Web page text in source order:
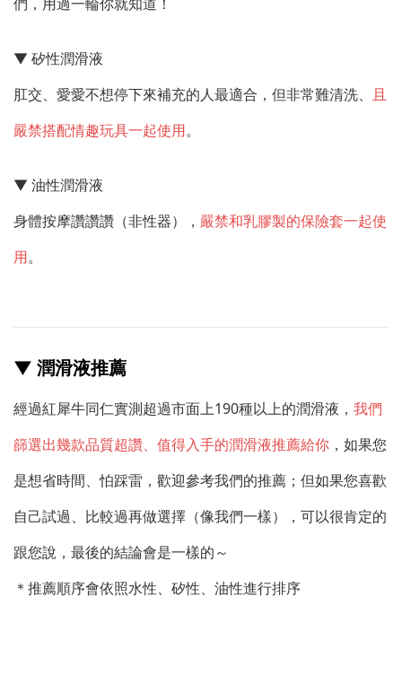
▼ 矽性潤滑液
肛交、愛愛不想停下來補充的人最適合，但非常難清洗、
且
嚴禁搭配情趣玩具一起使用。
▼ 油性潤滑液
身體按摩讚讚讚（非性器）， 嚴禁和乳膠製的保險套一起使
用。
▼ 潤滑液推薦
經過紅犀牛同仁實測超過市面上190種以上的潤滑液， 我們
篩選出幾款品質超讚、值得入手的潤滑液推薦給你 ，如果您
是想省時間、怕踩雷，歡迎參考我們的推薦；但如果您喜歡
自己試過、比較過再做選擇（像我們一樣），可以很肯定的
跟您說，最後的結論會是一樣的～
＊推薦順序會依照水性、矽性、油性進行排序